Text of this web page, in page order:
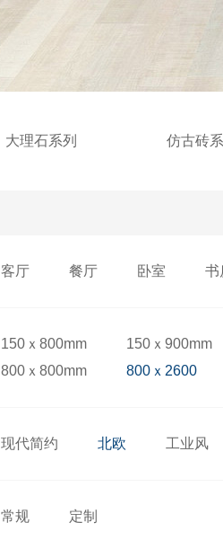
大理石系列 仿古砖
客厅 餐厅 卧室 书
150ｘ800mm
150ｘ900mm
800ｘ800mm
800ｘ2600
现代简约 北欧 工业风
常规 定制